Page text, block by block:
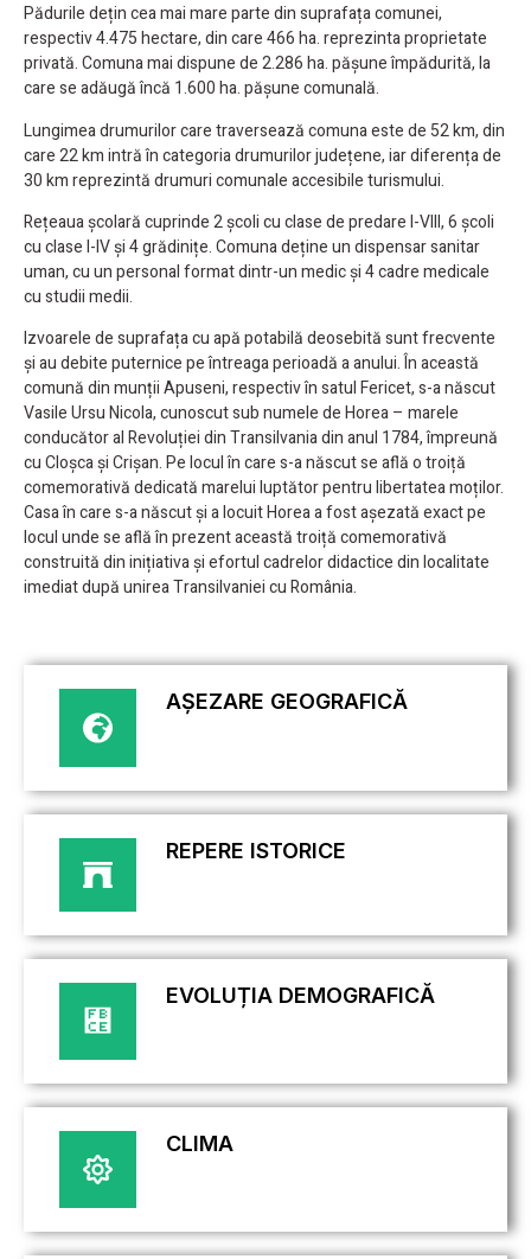
AȘEZARE GEOGRAFICĂ
REPERE ISTORICE
EVOLUȚIA DEMOGRAFICĂ
CLIMA
Pădurile dețin cea mai mare parte din suprafața comunei,
respectiv 4.475 hectare, din care 466 ha. reprezinta proprietate
privată. Comuna mai dispune de 2.286 ha. pășune împădurită, la
care se adăugă încă 1.600 ha. pășune comunală.
Lungimea drumurilor care traversează comuna este de 52 km, din
care 22 km intră în categoria drumurilor județene, iar diferența de
30 km reprezintă drumuri comunale accesibile turismului.
Rețeaua școlară cuprinde 2 școli cu clase de predare I-VIII, 6 școli
cu clase I-IV și 4 grădinițe. Comuna deține un dispensar sanitar
uman, cu un personal format dintr-un medic și 4 cadre medicale
cu studii medii.
Izvoarele de suprafața cu apă potabilă deosebită sunt frecvente
și au debite puternice pe întreaga perioadă a anului. În această
comună din munții Apuseni, respectiv în satul Fericet, s-a născut
Vasile Ursu Nicola, cunoscut sub numele de Horea – marele
conducător al Revoluției din Transilvania din anul 1784, împreună
cu Cloșca și Crișan. Pe locul în care s-a născut se află o troiță
comemorativă dedicată marelui luptător pentru libertatea moților.
Casa în care s-a născut și a locuit Horea a fost așezată exact pe
locul unde se află în prezent această troiță comemorativă
construită din inițiativa și efortul cadrelor didactice din localitate
imediat după unirea Transilvaniei cu România.